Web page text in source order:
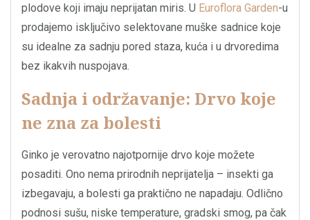
plodove koji imaju neprijatan miris. U Euroflora Garden-u
prodajemo isključivo selektovane muške sadnice koje
su idealne za sadnju pored staza, kuća i u drvoredima
bez ikakvih nuspojava.
Sadnja i održavanje: Drvo koje
ne zna za bolesti
Ginko je verovatno najotpornije drvo koje možete
posaditi. Ono nema prirodnih neprijatelja – insekti ga
izbegavaju, a bolesti ga praktično ne napadaju. Odlično
podnosi sušu, niske temperature, gradski smog, pa čak